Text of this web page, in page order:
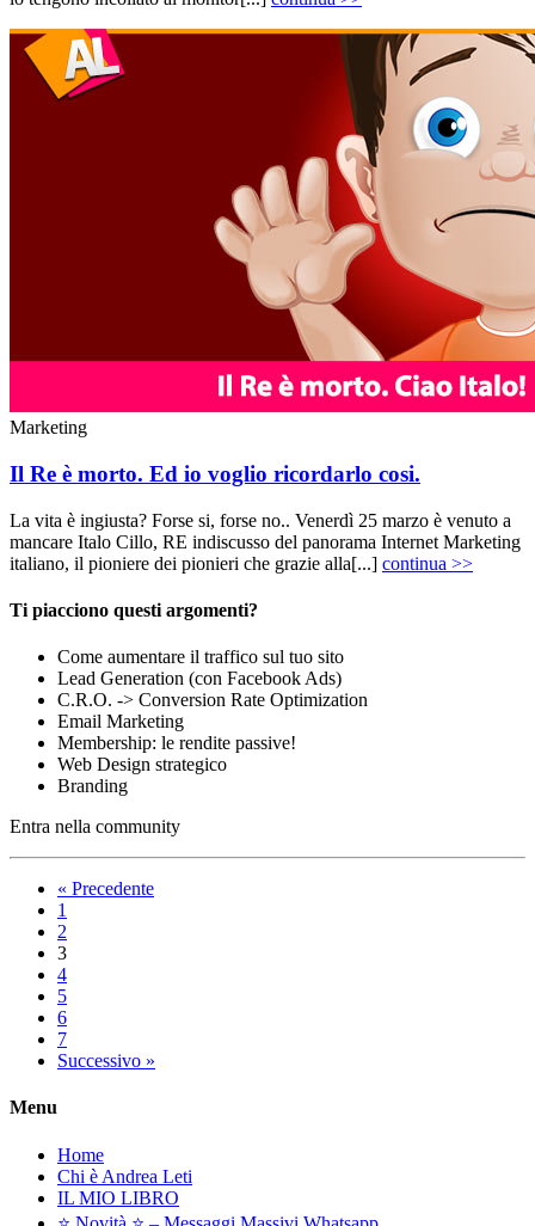
Marketing
Il Re è morto. Ed io voglio ricordarlo cosi.
La vita è ingiusta? Forse si, forse no.. Venerdì 25 marzo è venuto a
mancare Italo Cillo, RE indiscusso del panorama Internet Marketing
italiano, il pioniere dei pionieri che grazie alla[...] continua >>
Ti piacciono questi argomenti?
Come aumentare il traffico sul tuo sito
Lead Generation (con Facebook Ads)
C.R.O. -> Conversion Rate Optimization
Email Marketing
Membership: le rendite passive!
Web Design strategico
Branding
Entra nella community
« Precedente
1
2
3
4
5
6
7
Successivo »
Menu
Home
Chi è Andrea Leti
IL MIO LIBRO